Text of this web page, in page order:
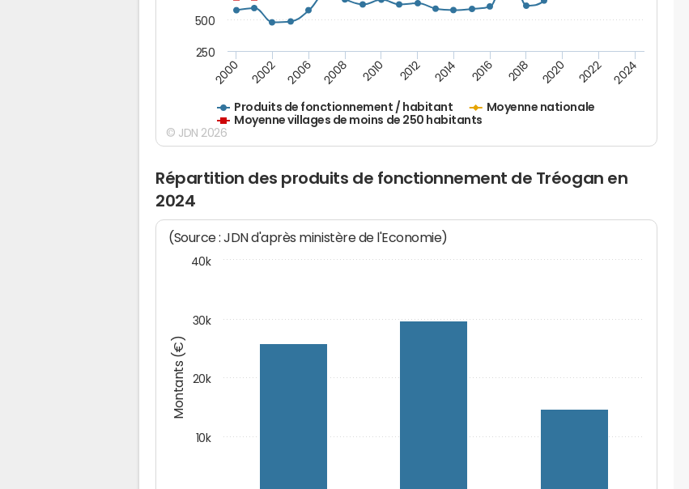
Produits de fonctionnement / habitant
Moyenne nationale
Moyenne villages de moins de 250 habitants
2000 2002 2006 2008 2010 2012 2014 2016 2018 2020 2022 2024
250
500
© JDN 2026
Répartition des produits de fonctionnement de Tréogan en
2024
Montants (€)
(Source : JDN d'après ministère de l'Economie)
10k
20k
30k
40k